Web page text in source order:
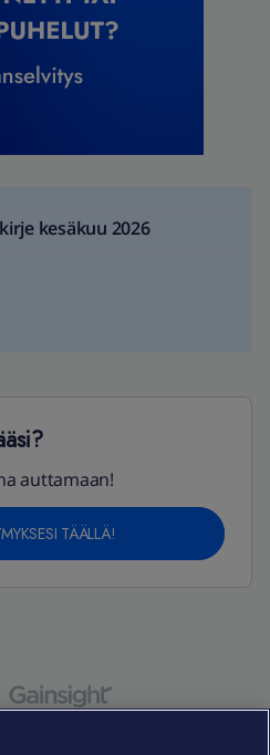
kesäkuu 2026
auttamaan!
TÄÄLLÄ!